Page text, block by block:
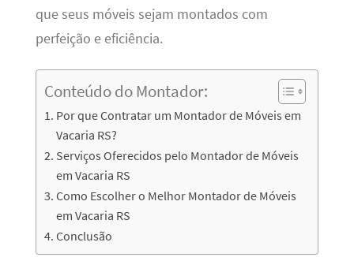
que seus móveis sejam montados com
perfeição e eficiência.
Conteúdo do Montador:
Por que Contratar um Montador de Móveis em
Vacaria RS?
Serviços Oferecidos pelo Montador de Móveis
em Vacaria RS
Como Escolher o Melhor Montador de Móveis
em Vacaria RS
Conclusão